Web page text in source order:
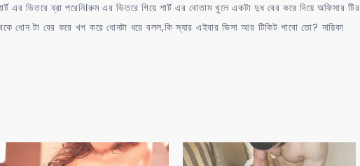
ভিতরে ব্রা পরেনি।রুম এর ভিতরে গিয়ে শার্ট এর বোতাম খুলে একটা দুধ বের করে দিয়ে অফিসার টির
ধোন টা বের করে খপ করে ধোনটা ধরে বলল,কি স্যার এইবার ভিসা আর টিকিট পাবো তো? নায়িকা